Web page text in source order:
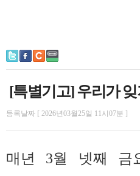
[특별기고] 우리가
등록날짜 [ 2026년03월25일 11시07분 ]
매년 3월 넷째 금